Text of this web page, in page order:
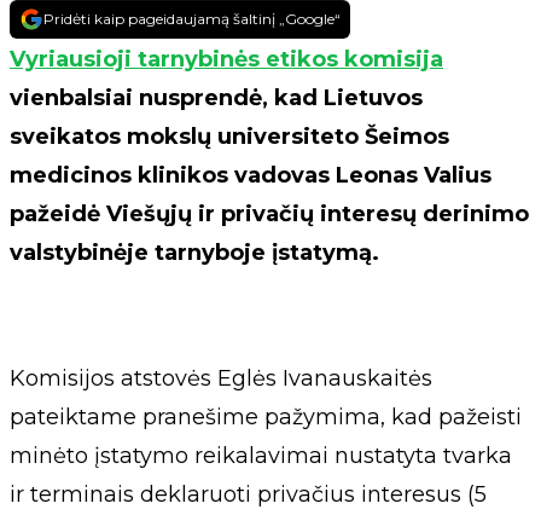
Pridėti kaip pageidaujamą šaltinį „Google“
Vyriausioji tarnybinės etikos komisija
vienbalsiai nusprendė, kad Lietuvos
sveikatos mokslų universiteto Šeimos
medicinos klinikos vadovas Leonas Valius
pažeidė Viešųjų ir privačių interesų derinimo
valstybinėje tarnyboje įstatymą.
Komisijos atstovės Eglės Ivanauskaitės
pateiktame pranešime pažymima, kad pažeisti
minėto įstatymo reikalavimai nustatyta tvarka
ir terminais deklaruoti privačius interesus (5